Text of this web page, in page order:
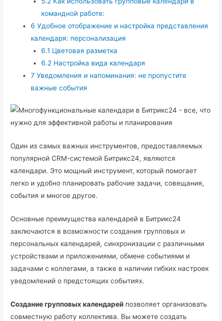
командной работе:
6 Удобное отображение и настройка представления
календаря: персонализация
6.1 Цветовая разметка
6.2 Настройка вида календаря
7 Уведомления и напоминания: не пропустите
важные события
Один из самых важных инструментов, предоставляемых
популярной CRM-системой Битрикс24, являются
календари. Это мощный инструмент, который помогает
легко и удобно планировать рабочие задачи, совещания,
события и многое другое.
Основные преимущества календарей в Битрикс24
заключаются в возможности создания групповых и
персональных календарей, синхронизации с различными
устройствами и приложениями, обмене событиями и
задачами с коллегами, а также в наличии гибких настроек
уведомлений о предстоящих событиях.
Создание групповых календарей позволяет организовать
совместную работу коллектива. Вы можете создать